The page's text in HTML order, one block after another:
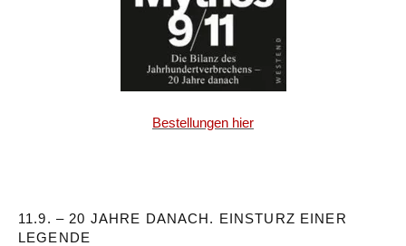
Bestellungen hier
11.9. – 20 JAHRE DANACH. EINSTURZ EINER
LEGENDE